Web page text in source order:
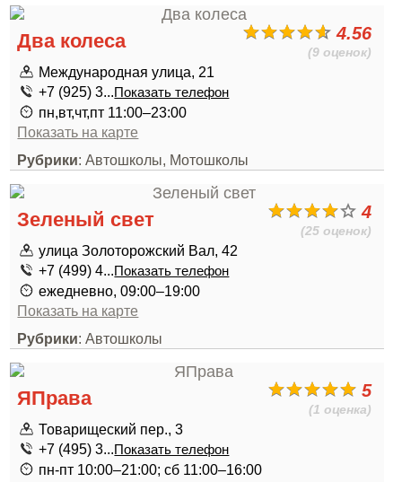
4.56
(9 оценок)
Два колеса
Международная улица, 21
+7 (925) 3...Показать телефон
пн,вт,чт,пт 11:00–23:00
Показать на карте
Рубрики: Автошколы, Мотошколы
4
(25 оценок)
Зеленый свет
улица Золоторожский Вал, 42
+7 (499) 4...Показать телефон
ежедневно, 09:00–19:00
Показать на карте
Рубрики: Автошколы
5
(1 оценка)
ЯПрава
Товарищеский пер., 3
+7 (495) 3...Показать телефон
пн-пт 10:00–21:00; сб 11:00–16:00